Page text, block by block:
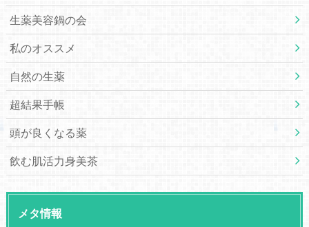
生薬美容鍋の会
私のオススメ
自然の生薬
超結果手帳
頭が良くなる薬
飲む肌活力身美茶
メタ情報